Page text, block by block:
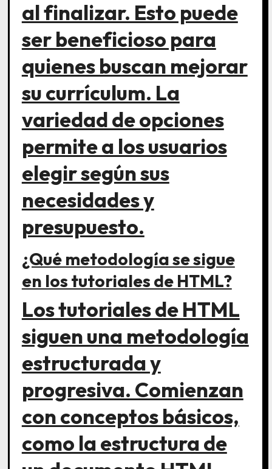
al finalizar. Esto puede
ser beneficioso para
quienes buscan mejorar
su currículum. La
variedad de opciones
permite a los usuarios
elegir según sus
necesidades y
presupuesto.
¿Qué metodología se sigue
en los tutoriales de HTML?
Los tutoriales de HTML
siguen una metodología
estructurada y
progresiva. Comienzan
con conceptos básicos,
como la estructura de